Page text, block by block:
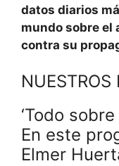
datos diarios
mundo sobre el
contra su
NUESTROS
‘Todo
En este
Elmer